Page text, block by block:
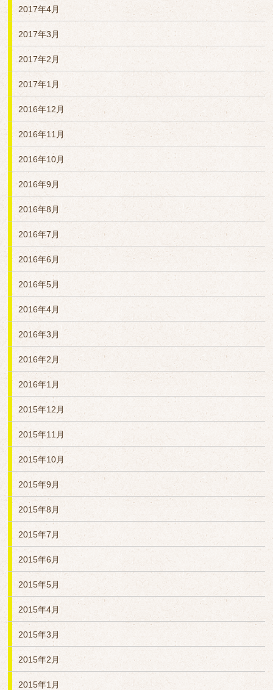
2017年4月
2017年3月
2017年2月
2017年1月
2016年12月
2016年11月
2016年10月
2016年9月
2016年8月
2016年7月
2016年6月
2016年5月
2016年4月
2016年3月
2016年2月
2016年1月
2015年12月
2015年11月
2015年10月
2015年9月
2015年8月
2015年7月
2015年6月
2015年5月
2015年4月
2015年3月
2015年2月
2015年1月